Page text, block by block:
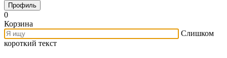
Профиль
0
Корзина
Слишком
короткий текст